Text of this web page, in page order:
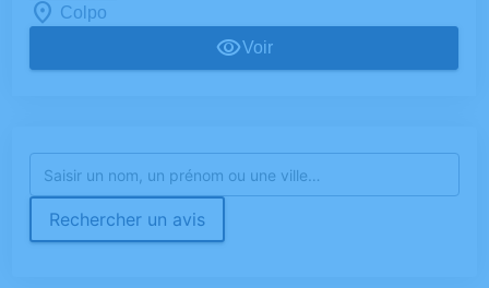
Colpo
Voir
Rechercher un avis